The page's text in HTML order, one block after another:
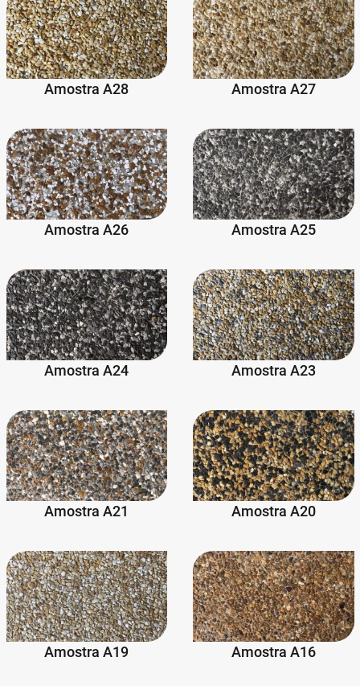
Amostra A28 Amostra A27
Amostra A26 Amostra A25
Amostra A24 Amostra A23
Amostra A21 Amostra A20
Amostra A19 Amostra A16